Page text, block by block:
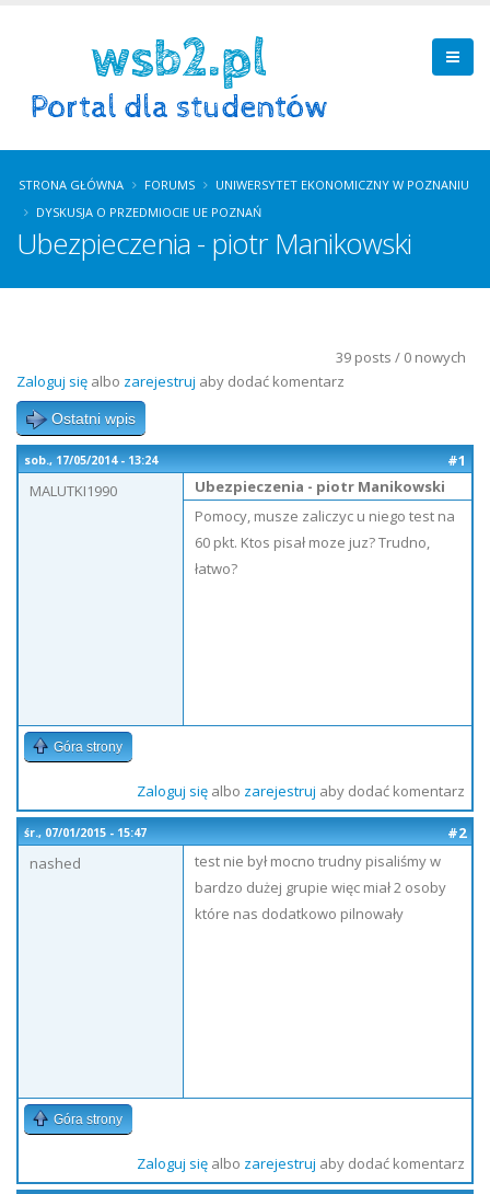
STRONA GŁÓWNA FORUMS
UNIWERSYTET EKONOMICZNY W POZNANIU
DYSKUSJA O PRZEDMIOCIE UE POZNAŃ
Ubezpieczenia - piotr Manikowski
39 posts / 0 nowych
Zaloguj się albo zarejestruj aby dodać komentarz
Ostatni wpis
sob., 17/05/2014 - 13:24
#1
MALUTKI1990
Ubezpieczenia - piotr Manikowski
Pomocy, musze zaliczyc u niego test na
60 pkt. Ktos pisał moze juz? Trudno,
łatwo?
Góra strony
Zaloguj sięalbo zarejestruj aby dodać komentarz
śr., 07/01/2015 - 15:47
#2
nashed
test nie był mocno trudny pisaliśmy w
bardzo dużej grupie więc miał 2 osoby
które nas dodatkowo pilnowały
Góra strony
Zaloguj sięalbo zarejestruj aby dodać komentarz